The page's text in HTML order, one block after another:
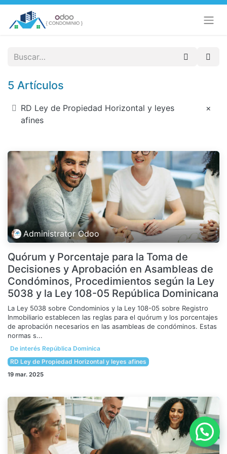
5 Artículos
RD Ley de Propiedad Horizontal y leyes
afines
×
Administrator Odoo
Quórum y Porcentaje para la Toma de
Decisiones y Aprobación en Asambleas de
Condóminos, Procedimientos según la Ley
5038 y la Ley 108-05 República Dominicana
La Ley 5038 sobre Condominios y la Ley 108-05 sobre Registro
Inmobiliario establecen las reglas para el quórum y los porcentajes
de aprobación necesarios en las asambleas de condóminos. Estas
normas s...
De interés República Dominica
RD Ley de Propiedad Horizontal y leyes afines
19 mar. 2025